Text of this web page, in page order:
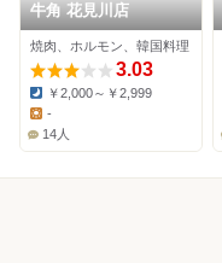
牛角 花見川店
焼肉、ホルモン、韓国料理
3.03
Dinner:
￥2,000～￥2,999
Lunch:
-
14人